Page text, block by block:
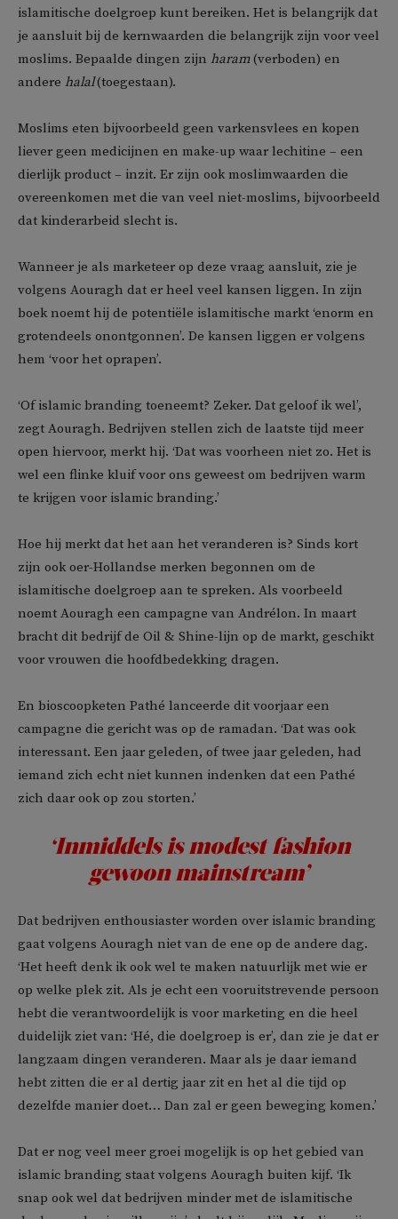
islamitische doelgroep kunt bereiken. Het is belangrijk dat
je aansluit bij de kernwaarden die belangrijk zijn voor veel
moslims. Bepaalde dingen zijn haram(verboden) en
andere halal(toegestaan).
Moslims eten bijvoorbeeld geen varkensvlees en kopen
liever geen medicijnen en make-up waar lechitine – een
dierlijk product – inzit. Er zijn ook moslimwaarden die
overeenkomen met die van veel niet-moslims, bijvoorbeeld
dat kinderarbeid slecht is.
Wanneer je als marketeer op deze vraag aansluit, zie je
volgens Aouragh dat er heel veel kansen liggen. In zijn
boek noemt hij de potentiële islamitische markt ‘enorm en
grotendeels onontgonnen’. De kansen liggen er volgens
hem ‘voor het oprapen’.
‘Of islamic branding toeneemt? Zeker. Dat geloof ik wel’,
zegt Aouragh. Bedrijven stellen zich de laatste tijd meer
open hiervoor, merkt hij. ‘Dat was voorheen niet zo. Het is
wel een flinke kluif voor ons geweest om bedrijven warm
te krijgen voor islamic branding.’
Hoe hij merkt dat het aan het veranderen is? Sinds kort
zijn ook oer-Hollandse merken begonnen om de
islamitische doelgroep aan te spreken. Als voorbeeld
noemt Aouragh een campagne van Andrélon. In maart
bracht dit bedrijf de Oil & Shine-lijn op de markt, geschikt
voor vrouwen die hoofdbedekking dragen.
En bioscoopketen Pathé lanceerde dit voorjaar een
campagne die gericht was op de ramadan. ‘Dat was ook
interessant. Een jaar geleden, of twee jaar geleden, had
iemand zich echt niet kunnen indenken dat een Pathé
zich daar ook op zou storten.’
‘Inmiddels ismodest fashion
gewoon mainstream’
Dat bedrijven enthousiaster worden over islamic branding
gaat volgens Aouragh niet van de ene op de andere dag.
‘Het heeft denk ik ook wel te maken natuurlijk met wie er
op welke plek zit. Als je echt een vooruitstrevende persoon
hebt die verantwoordelijk is voor marketing en die heel
duidelijk ziet van: ‘Hé, die doelgroep is er’, dan zie je dat er
langzaam dingen veranderen. Maar als je daar iemand
hebt zitten die er al dertig jaar zit en het al die tijd op
dezelfde manier doet… Dan zal er geen beweging komen.’
Dat er nog veel meer groei mogelijk is op het gebied van
islamic branding staat volgens Aouragh buiten kijf. ‘Ik
snap ook wel dat bedrijven minder met de islamitische